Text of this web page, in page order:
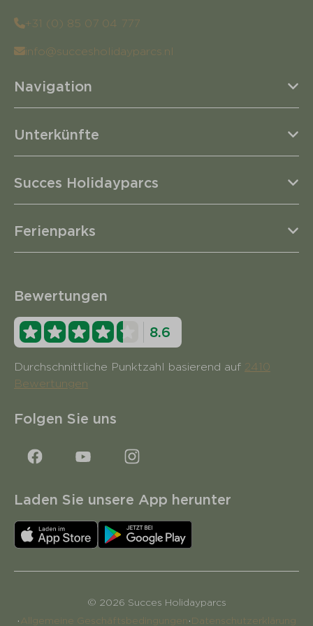
+31 (0) 85 07 04 777
info@succesholidayparcs.nl
Navigation
Unterkünfte
Succes Holidayparcs
Ferienparks
Bewertungen
8.6
Durchschnittliche Punktzahl basierend auf 2410
Bewertungen
Folgen Sie uns
Laden Sie unsere App herunter
© 2026 Succes Holidayparcs
· Allgemeine Geschäftsbedingungen·Datenschutzerklärung